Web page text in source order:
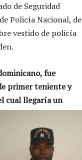
de Seguridad
Policía Nacional, de
vestido de policía
fue
primer teniente y
cual llegaría un